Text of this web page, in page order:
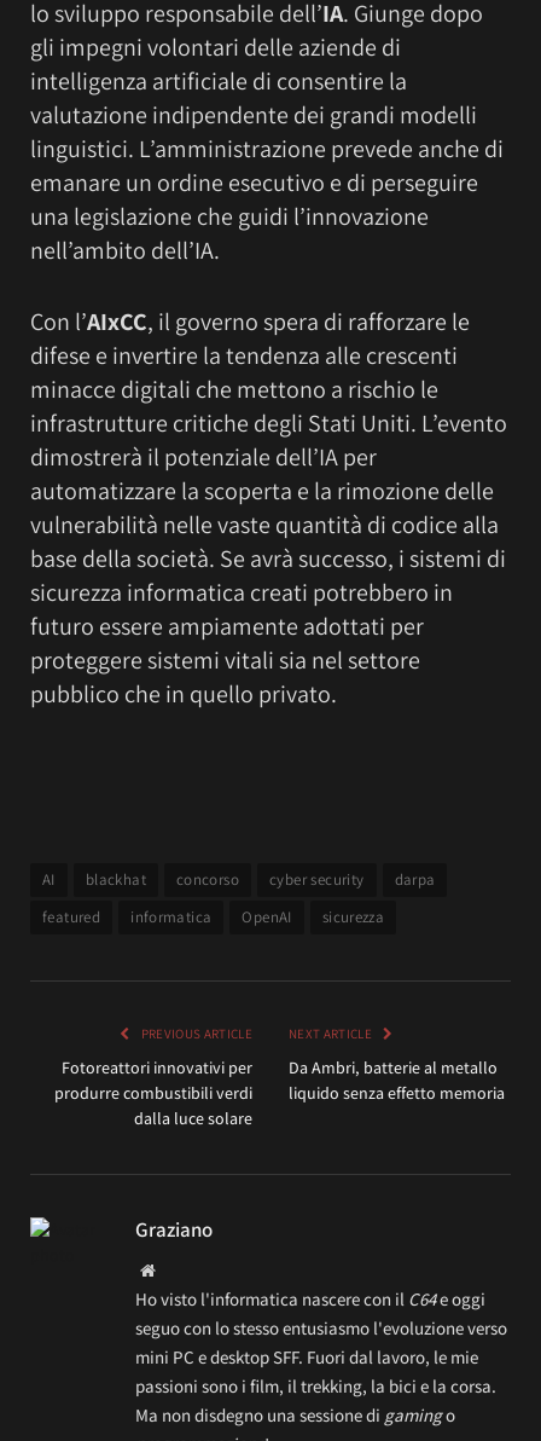
lo sviluppo responsabile dell’IA. Giunge dopo
gli impegni volontari delle aziende di
intelligenza artificiale di consentire la
valutazione indipendente dei grandi modelli
linguistici. L’amministrazione prevede anche di
emanare un ordine esecutivo e di perseguire
una legislazione che guidi l’innovazione
nell’ambito dell’IA.
Con l’AIxCC, il governo spera di rafforzare le
difese e invertire la tendenza alle crescenti
minacce digitali che mettono a rischio le
infrastrutture critiche degli Stati Uniti. L’evento
dimostrerà il potenziale dell’IA per
automatizzare la scoperta e la rimozione delle
vulnerabilità nelle vaste quantità di codice alla
base della società. Se avrà successo, i sistemi di
sicurezza informatica creati potrebbero in
futuro essere ampiamente adottati per
proteggere sistemi vitali sia nel settore
pubblico che in quello privato.
AI blackhat concorso cyber security
darpa
featured
informatica OpenAI sicurezza
PREVIOUS ARTICLE
Fotoreattori innovativi per
produrre combustibili verdi
dalla luce solare
NEXT ARTICLE
Da Ambri, batterie al metallo
liquido senza effetto memoria
Graziano
Website
Ho visto l'informatica nascere con il C64e oggi
seguo con lo stesso entusiasmo l'evoluzione verso
mini PC e desktop SFF. Fuori dal lavoro, le mie
passioni sono i film, il trekking, la bici e la corsa.
Ma non disdegno una sessione di gamingo